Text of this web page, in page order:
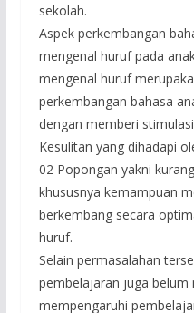
sekolah.
Aspek perkembangan
mengenal huruf pada
mengenal huruf
perkembangan bahasa
dengan memberi
Kesulitan yang dihadapi
02 Popongan yakni
khususnya kemampuan
berkembang secara
huruf.
Selain permasalahan
pembelajaran juga
mempengaruhi